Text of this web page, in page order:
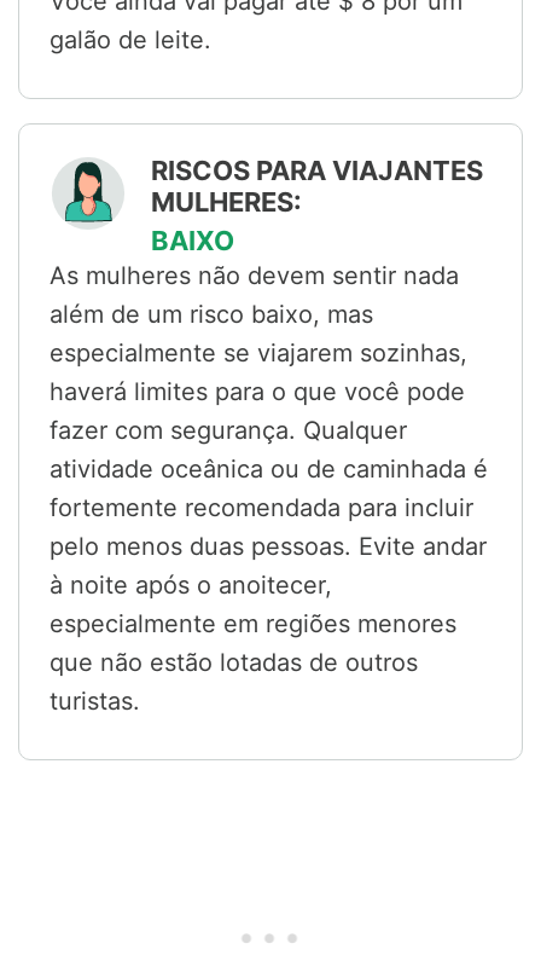
galão de leite.
RISCOS PARA VIAJANTES
MULHERES:
BAIXO
As mulheres não devem sentir nada
além de um risco baixo, mas
especialmente se viajarem sozinhas,
haverá limites para o que você pode
fazer com segurança. Qualquer
atividade oceânica ou de caminhada é
fortemente recomendada para incluir
pelo menos duas pessoas. Evite andar
à noite após o anoitecer,
especialmente em regiões menores
que não estão lotadas de outros
turistas.